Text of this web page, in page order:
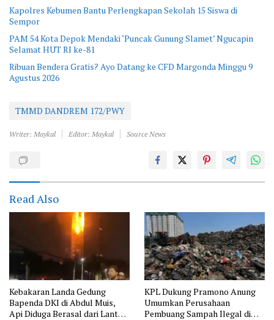
Kapolres Kebumen Bantu Perlengkapan Sekolah 15 Siswa di
Sempor
PAM 54 Kota Depok Mendaki ‘Puncak Gunung Slamet’ Ngucapin
Selamat HUT RI ke-81
Ribuan Bendera Gratis? Ayo Datang ke CFD Margonda Minggu 9
Agustus 2026
TMMD DANDREM 172/PWY
Writer: Maykal Editor: Maykal Source News
Read Also
Kebakaran Landa Gedung
Bapenda DKI di Abdul Muis,
Api Diduga Berasal dari Lantai
KPL Dukung Pramono Anung
Umumkan Perusahaan
Pembuang Sampah Ilegal di